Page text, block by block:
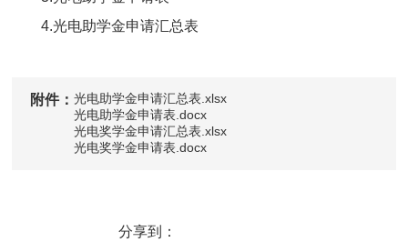
4.光电助学金申请汇总表
附件：光电助学金申请汇总表.xlsx
光电助学金申请表.docx
光电奖学金申请汇总表.xlsx
光电奖学金申请表.docx
分享到：